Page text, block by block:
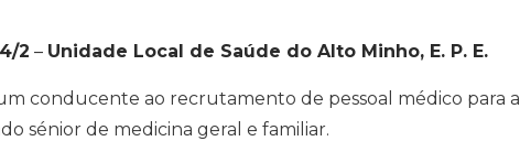
2 – Unidade Local de Saúde do Alto Minho, E. P. E.
conducente ao recrutamento de pessoal médico para a
sénior de medicina geral e familiar.